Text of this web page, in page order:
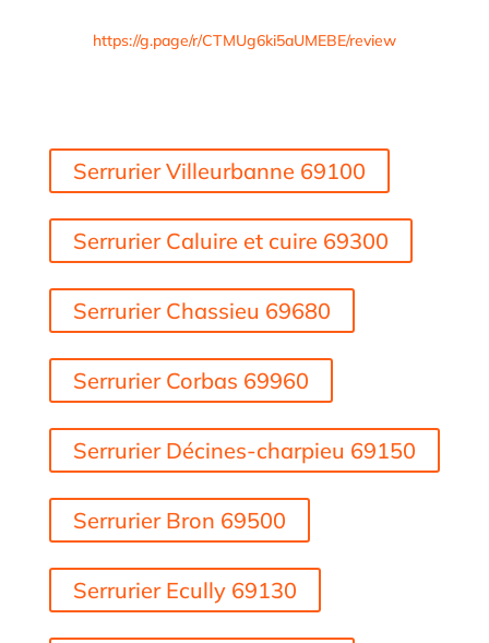
https://g.page/r/CTMUg6ki5aUMEBE/review
Serrurier Villeurbanne 69100
Serrurier Caluire et cuire 69300
Serrurier Chassieu 69680
Serrurier Corbas 69960
Serrurier Décines-charpieu 69150
Serrurier Bron 69500
Serrurier Ecully 69130